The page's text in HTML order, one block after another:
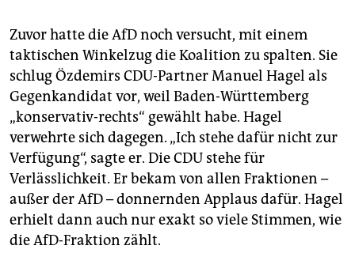
Zuvor hatte die AfD noch versucht, mit einem
taktischen Winkelzug die Koalition zu spalten. Sie
schlug Özdemirs CDU-Partner Manuel Hagel als
Gegenkandidat vor, weil Baden-Württemberg
„konservativ-rechts“ gewählt habe. Hagel
verwehrte sich dagegen. „Ich stehe dafür nicht zur
Verfügung“, sagte er. Die CDU stehe für
Verlässlichkeit. Er bekam von allen Fraktionen –
außer der AfD – donnernden Applaus dafür. Hagel
erhielt dann auch nur exakt so viele Stimmen, wie
die AfD-Fraktion zählt.